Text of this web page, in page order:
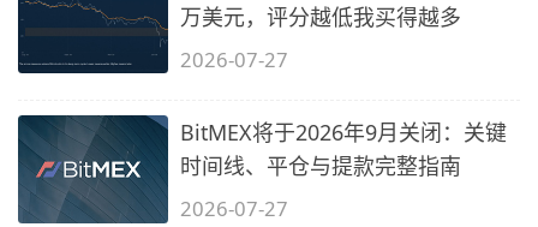
万美元，评分越低我买得越多
2026-07-27
BitMEX将于2026年9月关闭：关键
时间线、平仓与提款完整指南
2026-07-27